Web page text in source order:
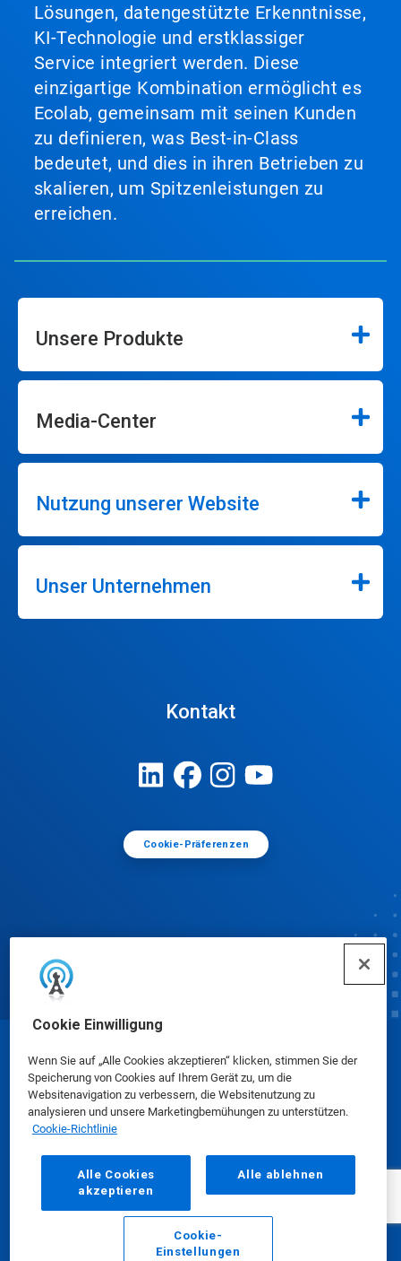
Cookie Einwilligung
Wenn Sie auf „Alle Cookies akzeptieren“ klicken, stimmen Sie der
Speicherung von Cookies auf Ihrem Gerät zu, um die
Websitenavigation zu verbessern, die Websitenutzung zu
analysieren und unsere Marketingbemühungen zu unterstützen.
Cookie-Richtlinie
Alle Cookies
akzeptieren
Alle ablehnen
Cookie-
Einstellungen
Lösungen, datengestützte Erkenntnisse,
KI-Technologie und erstklassiger
Service integriert werden. Diese
einzigartige Kombination ermöglicht es
Ecolab, gemeinsam mit seinen Kunden
zu definieren, was Best-in-Class
bedeutet, und dies in ihren Betrieben zu
skalieren, um Spitzenleistungen zu
erreichen.
Unsere Produkte
Media-Center
Nutzung unserer Website
Unser Unternehmen
Kontakt
Cookie-Präferenzen
© Ecolab Inc. 2025
Sicherheitsdatenblätter|Datenschutzrichtlinie